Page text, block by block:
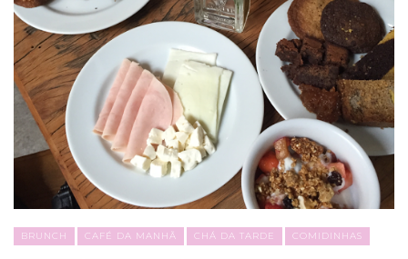
BRUNCH CAFÉ DA MANHÃ CHÁ DA TARDE COMIDINHAS